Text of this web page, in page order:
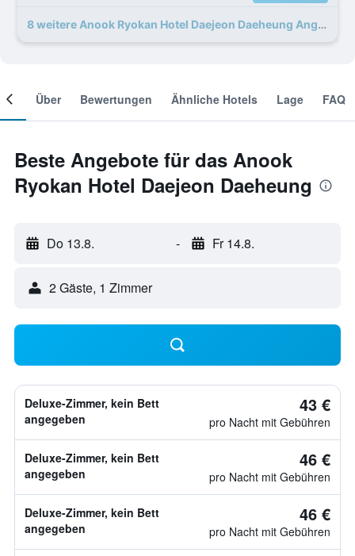
8 weitere Anook Ryokan Hotel Daejeon Daeheung Angebote
Über Bewertungen Ähnliche Hotels Lage FAQ
Beste Angebote für das Anook
Ryokan Hotel Daejeon Daeheung
Do 13.8. - Fr 14.8.
2 Gäste, 1 Zimmer
Deluxe-Zimmer, kein Bett
angegeben
43 €
pro Nacht mit Gebühren
Deluxe-Zimmer, kein Bett
angegeben
46 €
pro Nacht mit Gebühren
Deluxe-Zimmer, kein Bett
angegeben
46 €
pro Nacht mit Gebühren